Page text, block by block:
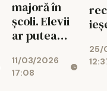
majoră în
școli. Elevii
ar putea
cursurile
mai târziu
11/03/2026
17:08
25/